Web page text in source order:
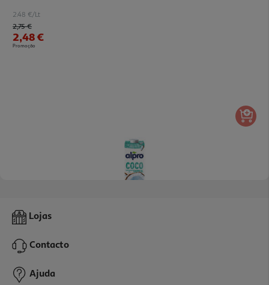
2.48 €/Lt
Price reduced from
2,75 €to
2,48 €
Promoção
Bebida Alpro De Coco 1l
2,59 €
Lojas
Contacto
Ajuda